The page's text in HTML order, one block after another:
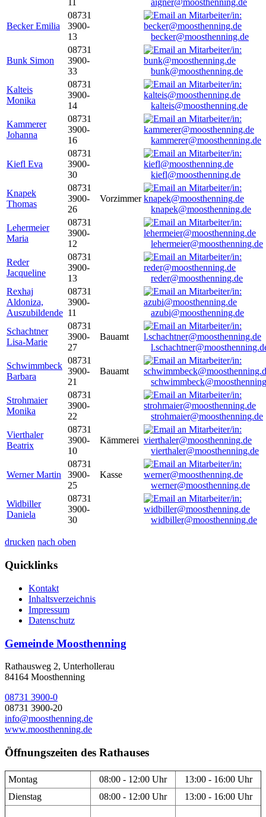
aigner@moosthenning.de
Becker Emilia
08731
3900-
13
becker@moosthenning.de
Bunk Simon
08731
3900-
33
bunk@moosthenning.de
Kalteis
Monika
08731
3900-
14
kalteis@moosthenning.de
Kammerer
Johanna
08731
3900-
16
kammerer@moosthenning.de
Kiefl Eva
08731
3900-
30
kiefl@moosthenning.de
Knapek
Thomas
08731
3900-
26
Vorzimmer
knapek@moosthenning.de
Lehermeier
Maria
08731
3900-
12
lehermeier@moosthenning.de
Reder
Jacqueline
08731
3900-
13
reder@moosthenning.de
Rexhaj
Aldoniza,
Auszubildende
08731
3900-
11
azubi@moosthenning.de
Schachtner
Lisa-Marie
08731
3900-
27
Bauamt
Schwimmbeck
Barbara
08731
3900-
21
Bauamt
Strohmaier
Monika
08731
3900-
22
strohmaier@moosthenning.de
Vierthaler
Beatrix
08731
3900-
10
Kämmerei
vierthaler@moosthenning.de
Werner Martin
08731
3900-
25
Kasse
werner@moosthenning.de
Widbiller
Daniela
08731
3900-
30
widbiller@moosthenning.de
drucken nach oben
Quicklinks
Kontakt
Inhaltsverzeichnis
Impressum
Datenschutz
Gemeinde Moosthenning
Rathausweg 2, Unterhollerau
84164 Moosthenning
08731 3900-0
08731 3900-20
info@moosthenning.de
www.moosthenning.de
Öffnungszeiten des Rathauses
Montag 08:00 - 12:00 Uhr
13:00 - 16:00 Uhr
Dienstag
08:00 - 12:00 Uhr 13:00 - 16:00 Uhr